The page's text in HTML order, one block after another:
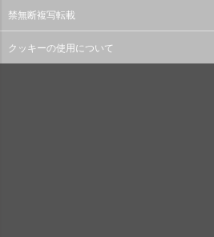
禁無断複写転載
クッキーの使用について